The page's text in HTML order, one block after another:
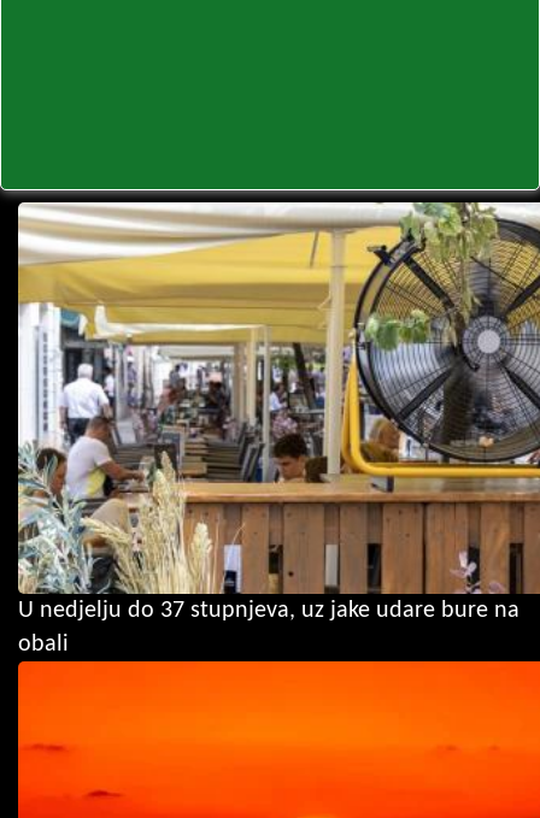
U nedjelju do 37 stupnjeva, uz jake udare bure na
obali